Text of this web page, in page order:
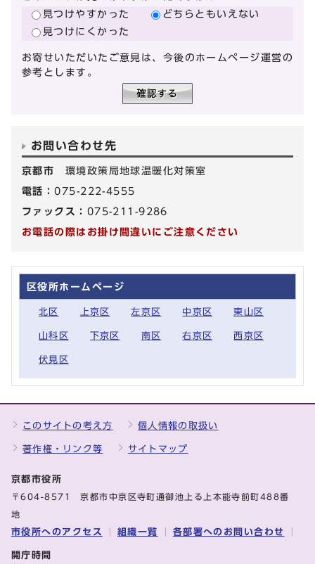
見つけやすかった
どちらともいえない
見つけにくかった
お寄せいただいたご意見は、今後のホームページ運営の
参考とします。
お問い合わせ先
京都市 環境政策局地球温暖化対策室
電話：075-222-4555
ファックス： 075-211-9286
お電話の際はお掛け間違いにご注意ください
区役所ホームページ
北区 上京区 左京区 中京区 東山区
山科区 下京区 南区 右京区 西京区
伏見区
このサイトの考え方 個人情報の取扱い
著作権・リンク等 サイトマップ
京都市役所
〒604-8571 京都市中京区寺町通御池上る上本能寺前町488番
地
市役所へのアクセス 組織一覧 各部署へのお問い合わせ
開庁時間